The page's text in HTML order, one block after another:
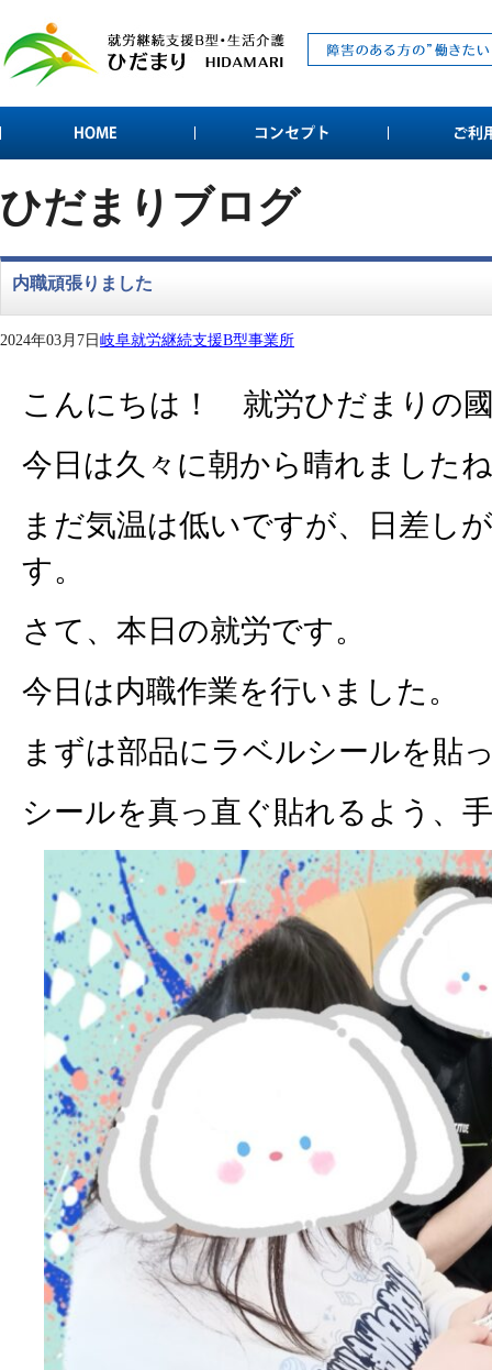
ひだまりブログ
内職頑張りました
2024年03月7日岐阜就労継続支援B型事業所
こんにちは！ 就労ひだまりの
今日は久々に朝から晴れました
まだ気温は低いですが、日差し
す。
さて、本日の就労です。
今日は内職作業を行いました。
まずは部品にラベルシールを貼
シールを真っ直ぐ貼れるよう、